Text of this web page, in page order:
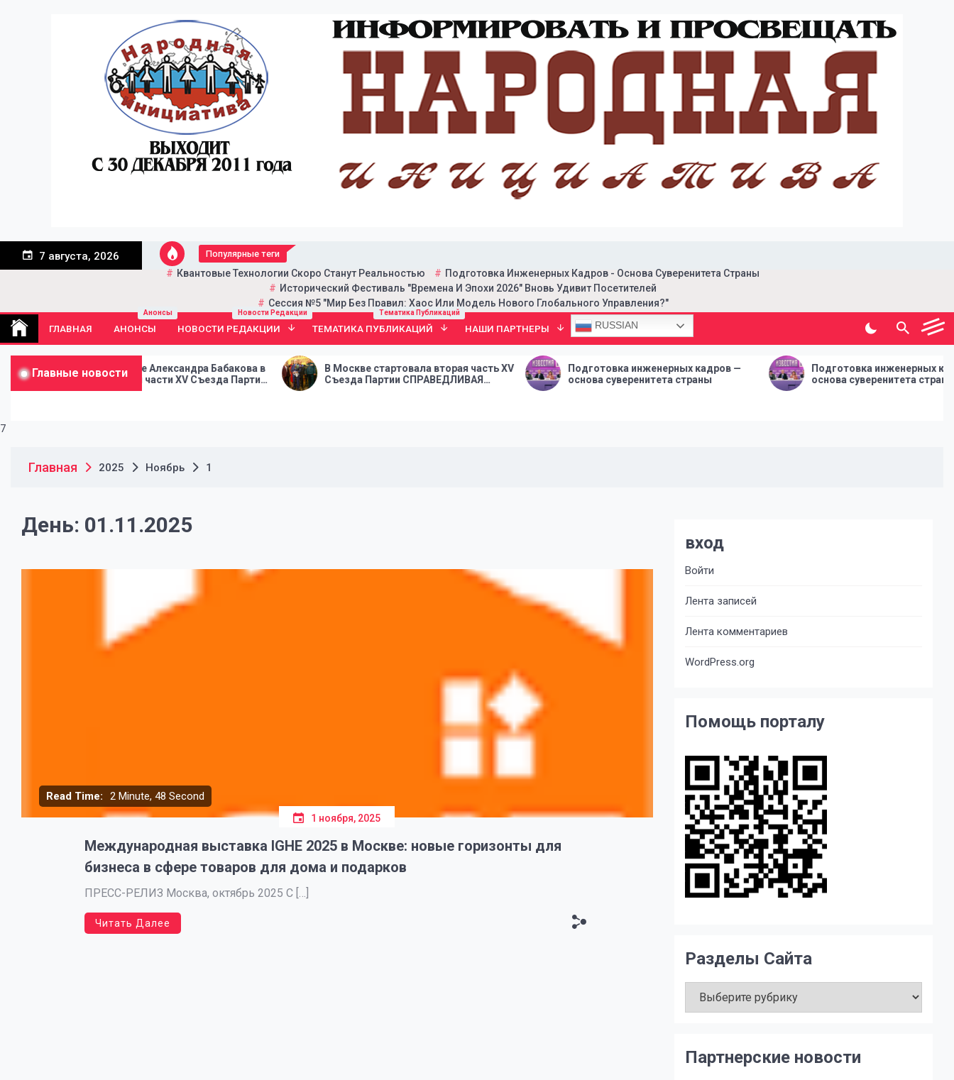
7 августа, 2026 Популярные теги
Квантовые Технологии Скоро Станут Реальностью
Подготовка Инженерных Кадров - Основа Суверенитета Страны
Исторический Фестиваль "Времена И Эпохи 2026" Вновь Удивит Посетителей
Сессия №5 "Мир Без Правил: Хаос Или Модель Нового Глобального Управления?"
Портал общественно-политической газеты "Народная инициатива"
ГЛАВНАЯ АНОНСЫ
Анонсы
НОВОСТИ РЕДАКЦИИ
Новости Редакции
ТЕМАТИКА ПУБЛИКАЦИЙ
Тематика Публикаций
НАШИ ПАРТНЕРЫ RUSSIAN
Главные новости
Выступление Александра Бабакова в
ходе второй части XV Съезда Партии
СПРАВЕДЛИВАЯ РОССИЯ
В Москве стартовала вторая часть XV
Съезда Партии СПРАВЕДЛИВАЯ
РОССИЯ
Подготовка инженерных кадров —
основа суверенитета страны
Подготовка инженерных кадров —
основа суверенитета страны
7
Главная 2025 Ноябрь 1
День: 01.11.2025
Read Time: 2 Minute, 48 Second
1 ноября, 2025
Международная выставка IGHE 2025 в Москве: новые горизонты для
бизнеса в сфере товаров для дома и подарков
ПРЕСС-РЕЛИЗ Москва, октябрь 2025 С […]
Читать Далее
вход
Войти
Лента записей
Лента комментариев
WordPress.org
Помощь порталу
Разделы Сайта
Сайта
Партнерские новости